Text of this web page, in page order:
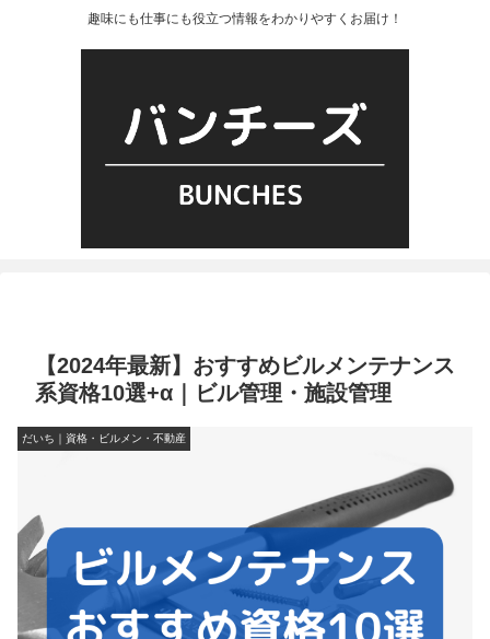
趣味にも仕事にも役立つ情報をわかりやすくお届け！
【2024年最新】おすすめビルメンテナンス
系資格10選+α｜ビル管理・施設管理
だいち｜資格・ビルメン・不動産